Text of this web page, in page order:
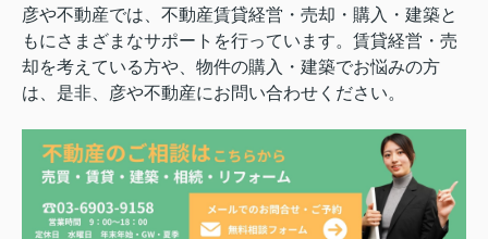
彦や不動産では、不動産賃貸経営・売却・購入・建築と
もにさまざまなサポートを行っています。賃貸経営・売
却を考えている方や、物件の購入・建築でお悩みの方
は、是非、彦や不動産にお問い合わせください。